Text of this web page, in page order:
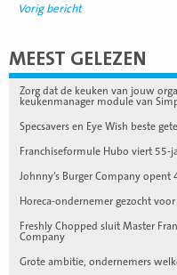
Vorig bericht
MEEST GELEZEN
Zorg dat de keuken van jouw
keukenmanager module van
Specsavers en Eye Wish beste
Franchiseformule Hubo viert 55-
Johnny’s Burger Company
Horeca-ondernemer gezocht
Freshly Chopped sluit Master
Company
Grote ambitie, ondernemers